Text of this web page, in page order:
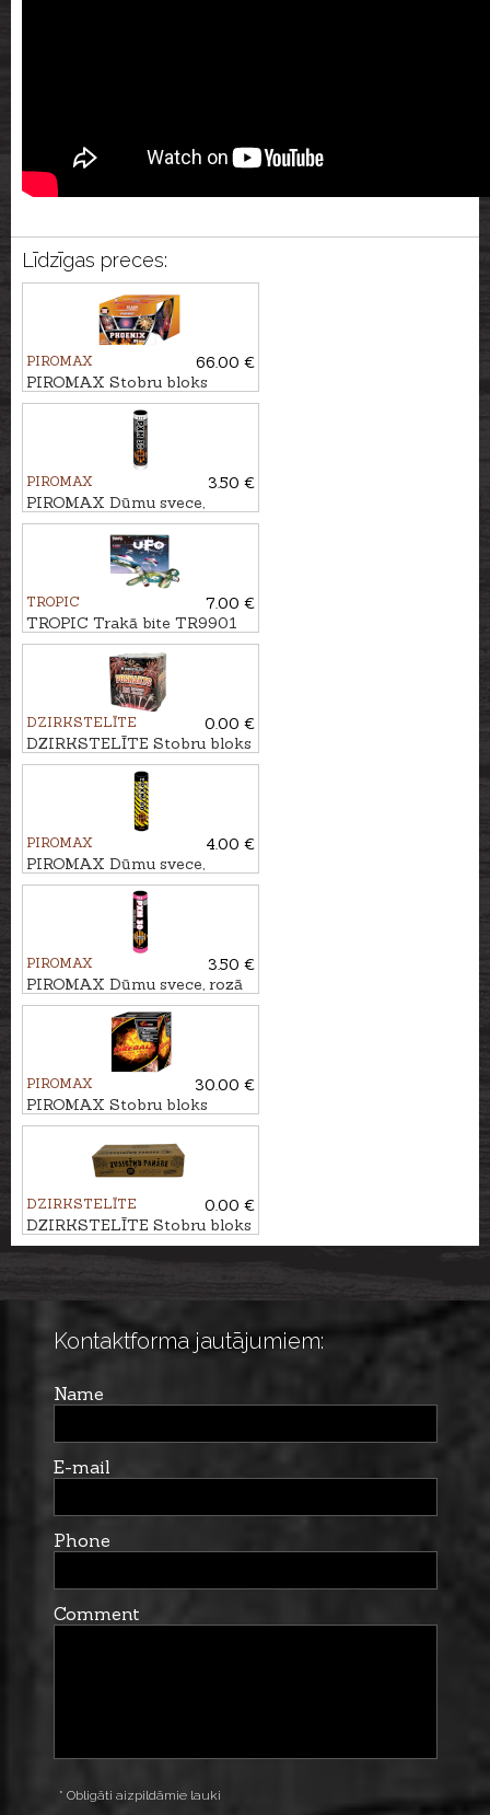
Līdzīgas preces:
PIROMAX
66.00 €
PIROMAX Stobru bloks
PHOENIX, 64 - ŠĀV.
PIROMAX
3.50 €
PIROMAX Dūmu svece,
melna PXM30
TROPIC
7.00 €
TROPIC Trakā bite TR9901
DZIRKSTELĪTE
0.00 €
DZIRKSTELĪTE Stobru bloks
PUSNAKTS, 25 - ŠĀV.
PIROMAX
4.00 €
PIROMAX Dūmu svece,
dzeltena PXM40
PIROMAX
3.50 €
PIROMAX Dūmu svece, rozā
PXM30
PIROMAX
30.00 €
PIROMAX Stobru bloks
FIREBALL, 16 - ŠĀV.
DZIRKSTELĪTE
0.00 €
DZIRKSTELĪTE Stobru bloks
ZVAIGŽŅU PARĀDE, 200 -
Kontaktforma jautājumiem:
Name
E-mail
Phone
Comment
* Obligāti aizpildāmie lauki